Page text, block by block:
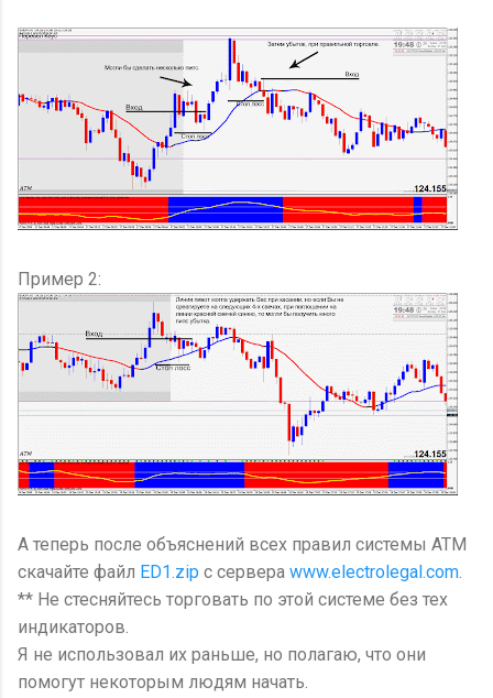
Пример 2:
А теперь после объяснений всех правил системы ATM
скачайте файл ED1.zip с сервера www.electrolegal.com.
** Не стесняйтесь торговать по этой системе без тех
индикаторов.
Я не использовал их раньше, но полагаю, что они
помогут некоторым людям начать.